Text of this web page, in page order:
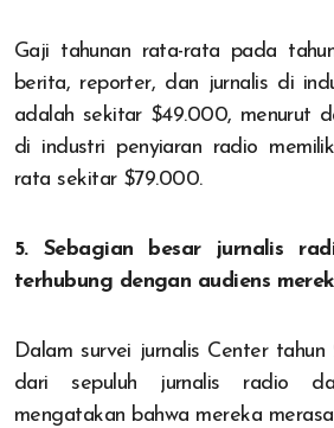
Gaji tahunan rata-rata pada
berita, reporter, dan jurnalis di
adalah sekitar $49.000, menurut
di industri penyiaran radio
rata sekitar $79.000.
5. Sebagian besar jurnalis
terhubung dengan audiens
Dalam survei jurnalis Center
dari sepuluh jurnalis radio
mengatakan bahwa mereka